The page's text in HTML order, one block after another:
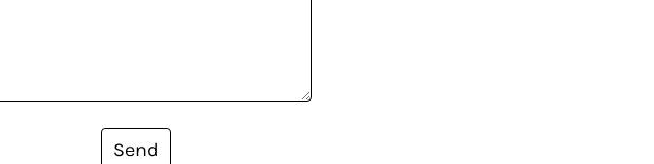
Send